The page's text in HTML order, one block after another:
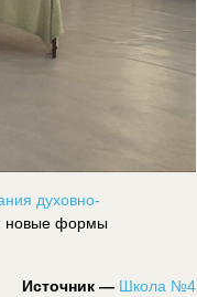
духовно-
новые формы
Источник — Школа №4